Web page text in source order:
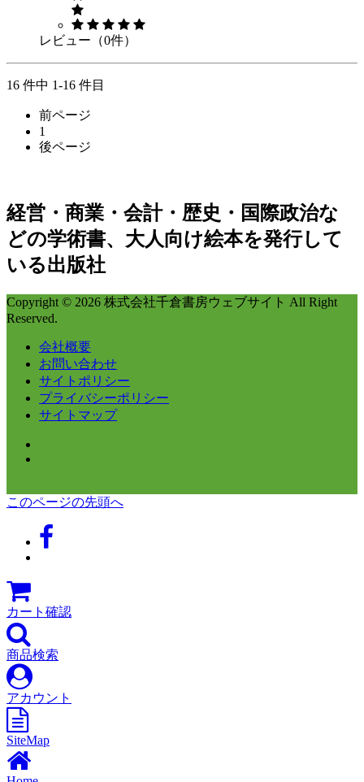
レビュー（0件）
16 件中 1-16 件目
前ページ
1
後ページ
経営・商業・会計・歴史・国際政治な
どの学術書、大人向け絵本を発行して
いる出版社
Copyright © 2026 株式会社千倉書房ウェブサイト All Right
Reserved.
会社概要
お問い合わせ
サイトポリシー
プライバシーポリシー
サイトマップ
このページの先頭へ
カート確認
商品検索
アカウント
SiteMap